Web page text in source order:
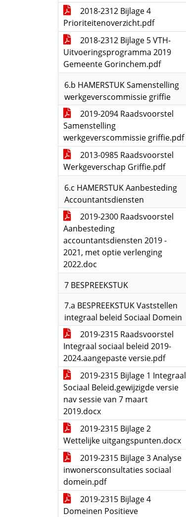
2018-2312 Bijlage 4
Prioriteitenoverzicht.pdf
2018-2312 Bijlage 5 VTH-
Uitvoeringsprogramma 2019
Gemeente Gorinchem.pdf
6.b HAMERSTUK Samenstelling
werkgeverscommissie griffie
2019-2094 Raadsvoorstel
Samenstelling
werkgeverscommissie griffie.pdf
2013-0985 Raadsvoorstel
Werkgeverschap Griffie.pdf
6.c HAMERSTUK Aanbesteding
Accountantsdiensten
2019-2300 Raadsvoorstel
Aanbesteding
accountantsdiensten 2019 -
2021, met optie verlenging
2022.doc
7 BESPREEKSTUK
7.a BESPREEKSTUK Vaststellen
integraal beleid Sociaal Domein
2019-2315 Raadsvoorstel
Integraal sociaal beleid 2019-
2024.aangepaste versie.pdf
2019-2315 Bijlage 1 Integraal
Sociaal Beleid.gewijzigde versie
nav sessie van 7 maart
2019.docx
2019-2315 Bijlage 2
Wettelijke uitgangspunten.docx
2019-2315 Bijlage 3 Analyse
inwonersconsultaties sociaal
domein.pdf
2019-2315 Bijlage 4
Domeinen Positieve